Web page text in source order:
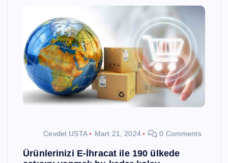
Cevdet USTA Mart 21, 2024 0 Comments
Ürünlerinizi E-İhracat ile 190 ülkede